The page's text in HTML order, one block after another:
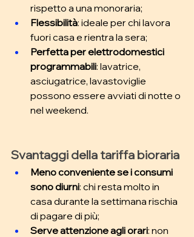
rispetto a una monoraria;
Flessibilità: ideale per chi lavora
fuori casa e rientra la sera;
Perfetta per elettrodomestici
programmabili: lavatrice,
asciugatrice, lavastoviglie
possono essere avviati di notte o
nel weekend.
Svantaggi della tariffa bioraria
Meno conveniente se i consumi
sono diurni: chi resta molto in
casa durante la settimana rischia
di pagare di più;
Serve attenzione agli orari: non